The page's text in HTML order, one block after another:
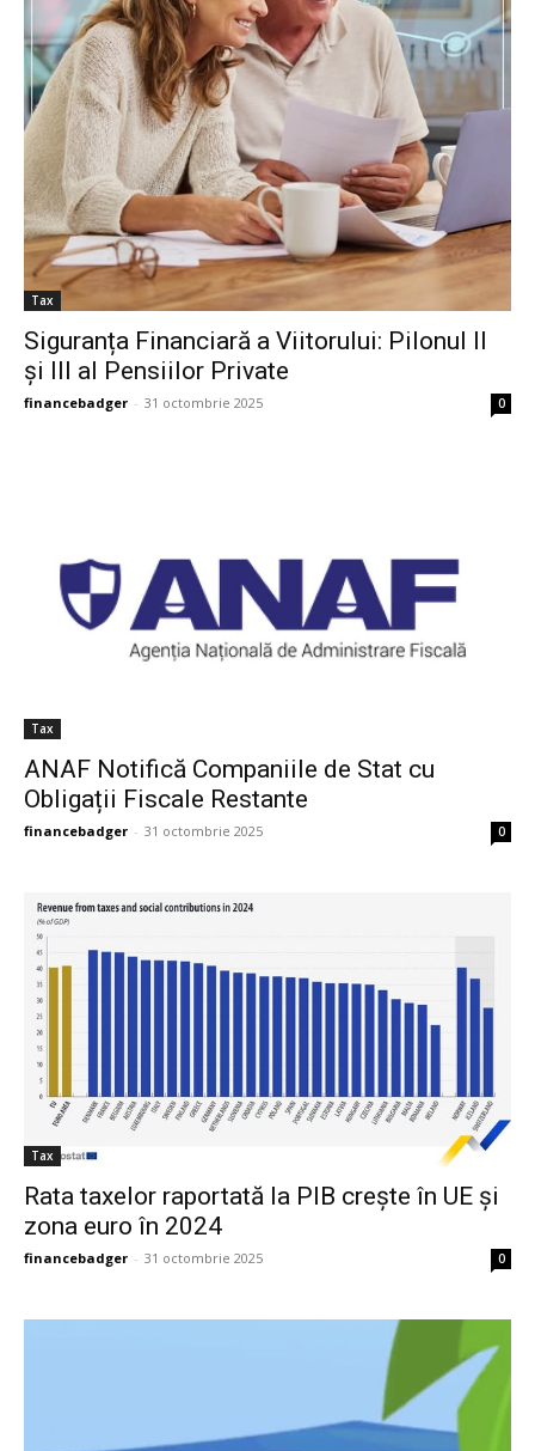
Tax
Siguranța Financiară a Viitorului: Pilonul II
și III al Pensiilor Private
financebadger - 31 octombrie 2025 0
Tax
ANAF Notifică Companiile de Stat cu
Obligații Fiscale Restante
financebadger - 31 octombrie 2025 0
Tax
Rata taxelor raportată la PIB crește în UE și
zona euro în 2024
financebadger - 31 octombrie 2025 0